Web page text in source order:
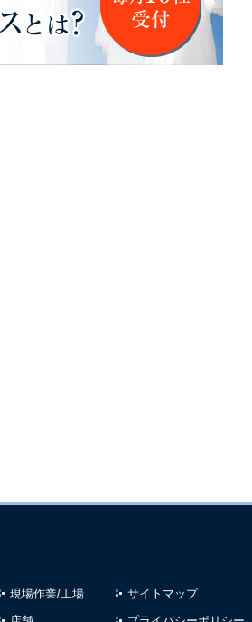
現場作業/工場
サイトマップ